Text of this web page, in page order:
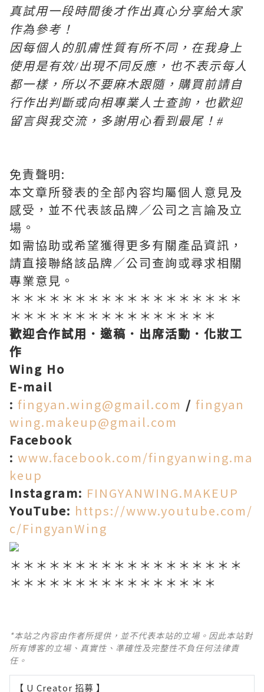
真試用一段時間後才作出真心分享給大家
作為參考！
因每個人的肌膚性質有所不同，在我身上
使用是有效/出現不同反應，也不表示每人
都一樣，所以不要麻木跟隨，購買前請自
行作出判斷或向相專業人士查詢，也歡迎
留言與我交流，多謝用心看到最尾！ #
免責聲明:
本文章所發表的全部內容均屬個人意見及
感受，並不代表該品牌／公司之言論及立
場。
如需協助或希望獲得更多有關產品資訊，
請直接聯絡該品牌／公司查詢或尋求相關
專業意見。
＊＊＊＊＊＊＊＊＊＊＊＊＊＊＊＊＊＊
＊＊＊＊＊＊＊＊＊＊＊＊＊＊＊＊
歡迎合作試用．邀稿．出席活動．化妝工
作
Wing Ho
E-mail
: fingyan.wing@gmail.com / fingyan
wing.makeup@gmail.com
Facebook
: www.facebook.com/fingyanwing.ma
keup
Instagram: FINGYANWING.MAKEUP
YouTube: https://www.youtube.com/
c/FingyanWing
＊＊＊＊＊＊＊＊＊＊＊＊＊＊＊＊＊＊
＊＊＊＊＊＊＊＊＊＊＊＊＊＊＊＊
*本站之內容由作者所提供，並不代表本站的立場。因此本站對
所有博客的立場、真實性、準確性及完整性不負任何法律責
任。
【 U Creator 招募 】